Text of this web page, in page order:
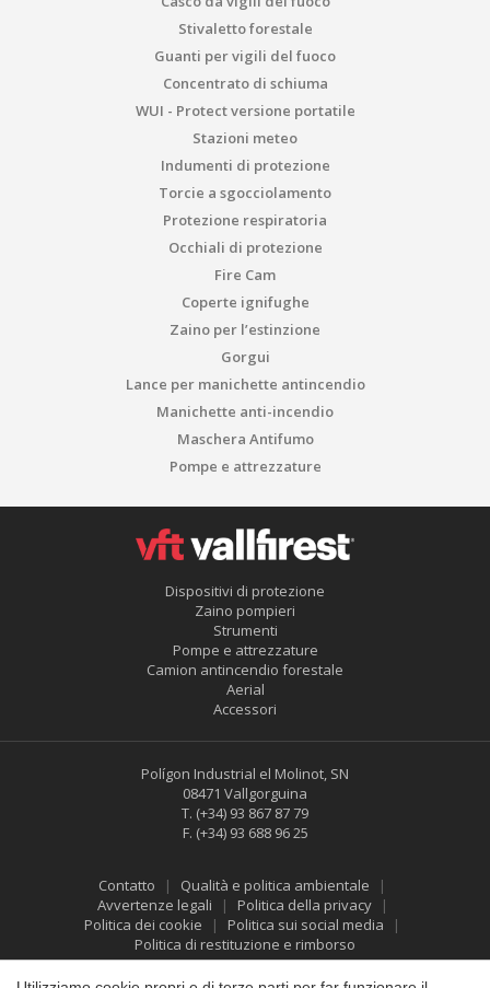
Stivaletto forestale
Guanti per vigili del fuoco
Concentrato di schiuma
WUI - Protect versione portatile
Stazioni meteo
Indumenti di protezione
Torcie a sgocciolamento
Protezione respiratoria
Occhiali di protezione
Fire Cam
Coperte ignifughe
Zaino per l’estinzione
Gorgui
Lance per manichette antincendio
Manichette anti-incendio
Maschera Antifumo
Pompe e attrezzature
Dispositivi di protezione
Zaino pompieri
Strumenti
Pompe e attrezzature
Camion antincendio forestale
Aerial
Accessori
Polígon Industrial el Molinot, SN
08471 Vallgorguina
T. (+34) 93 867 87 79
F. (+34) 93 688 96 25
Contatto
Qualità e politica ambientale
Avvertenze legali
Politica della privacy
Politica dei cookie
Politica sui social media
Politica di restituzione e rimborso
Salva impostazione Accetta tutti